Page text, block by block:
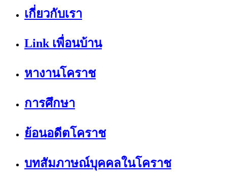
เกี่ยวกับเรา
Link เพื่อนบ้าน
หางานโคราช
การศึกษา
ย้อนอดีตโคราช
บทสัมภาษณ์บุคคลในโคราช